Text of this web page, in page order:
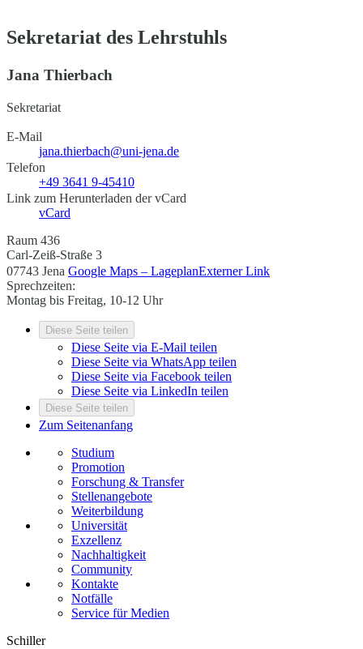
Sekretariat des Lehrstuhls
Jana Thierbach
Sekretariat
E-Mail
jana.thierbach@uni-jena.de
Telefon
+49 3641 9-45410
Link zum Herunterladen der vCard
vCard
Raum 436
Carl-Zeiß-Straße 3
07743 Jena Google Maps – LageplanExterner Link
Sprechzeiten:
Montag bis Freitag, 10-12 Uhr
Diese Seite teilen
Diese Seite via E-Mail teilen
Diese Seite via WhatsApp teilen
Diese Seite via Facebook teilen
Diese Seite via LinkedIn teilen
Diese Seite teilen
Zum Seitenanfang
Studium
Promotion
Forschung & Transfer
Stellenangebote
Weiterbildung
Universität
Exzellenz
Nachhaltigkeit
Community
Kontakte
Notfälle
Service für Medien
Schiller